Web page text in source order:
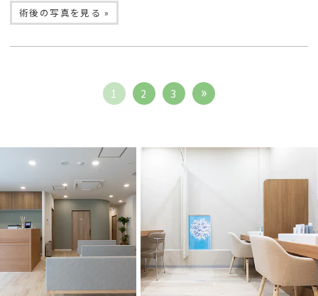
術後の写真を見る »
1 2 3